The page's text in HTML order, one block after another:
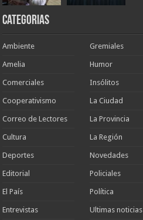
Categorias
Ambiente
Amelia
Comerciales
Cooperativismo
Correo de Lectores
Cultura
Deportes
Editorial
El País
Entrevistas
Gremiales
Humor
Insólitos
La Ciudad
La Provincia
La Región
Novedades
Policiales
Política
Ultimas noticias